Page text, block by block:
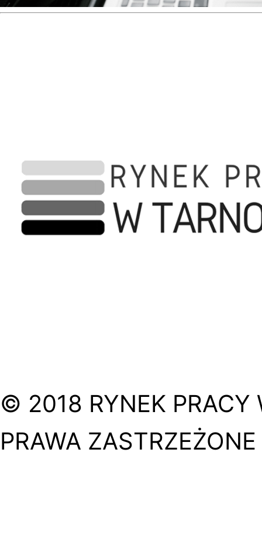
© 2018 RYNEK PRACY
PRAWA ZASTRZEŻONE